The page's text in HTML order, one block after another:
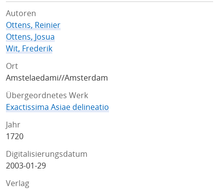
Autoren
Ottens, Reinier
Ottens, Josua
Wit, Frederik
Ort
Amstelaedami//Amsterdam
Übergeordnetes Werk
Exactissima Asiae delineatio
Jahr
1720
Digitalisierungsdatum
2003-01-29
Verlag